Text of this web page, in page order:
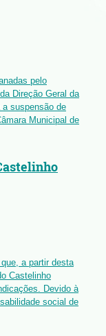
pelo
Direção Geral da
a suspensão de
Municipal de
a partir desta
Castelinho
Devido à
social de